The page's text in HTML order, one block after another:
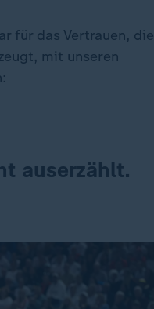
für das Vertrauen, die
mit unseren
auserzählt.